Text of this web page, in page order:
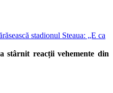
stadionul Steaua: „E ca
stârnit reacții vehemente din